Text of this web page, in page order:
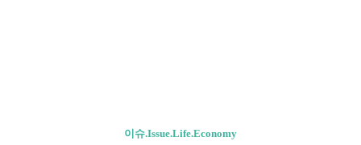
이슈.Issue.Life.Economy